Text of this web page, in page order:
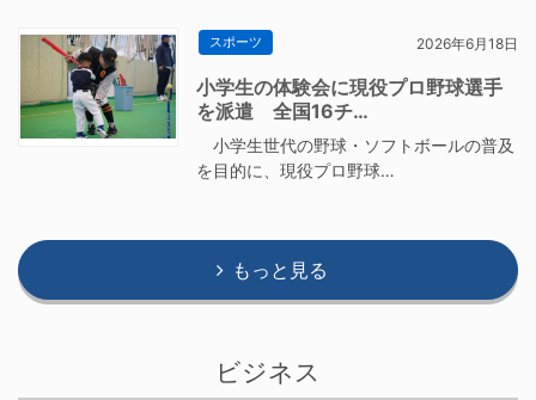
スポーツ 2026年6月18日
小学生の体験会に現役プロ野球選手
を派遣 全国16チ…
小学生世代の野球・ソフトボールの普及
を目的に、現役プロ野球…
もっと見る
ビジネス